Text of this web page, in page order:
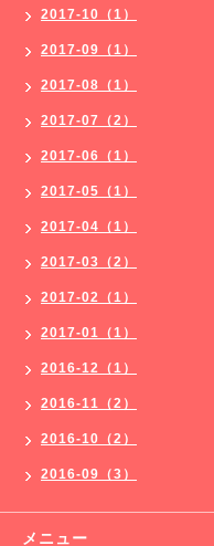
2017-10（1）
2017-09（1）
2017-08（1）
2017-07（2）
2017-06（1）
2017-05（1）
2017-04（1）
2017-03（2）
2017-02（1）
2017-01（1）
2016-12（1）
2016-11（2）
2016-10（2）
2016-09（3）
メニュー